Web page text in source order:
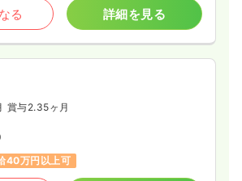
る 詳細を見る
賞与2.35ヶ月
40万円以上可